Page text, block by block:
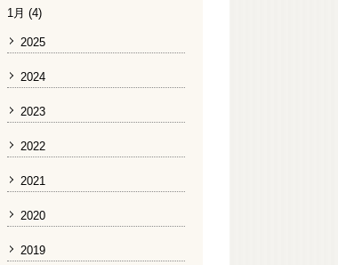
1月 (4)
2025
2024
2023
2022
2021
2020
2019